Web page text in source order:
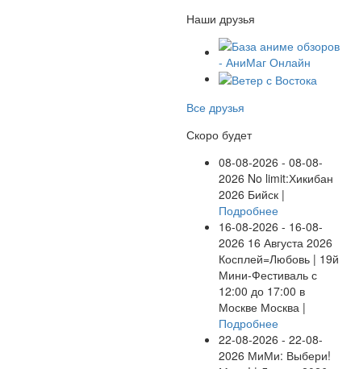
Наши друзья
Все друзья
Скоро будет
08-08-2026 - 08-08-
2026 No limit:Хикибан
2026 Бийск |
Подробнее
16-08-2026 - 16-08-
2026 16 Августа 2026
Косплей=Любовь | 19й
Мини-Фестиваль с
12:00 до 17:00 в
Москве Москва |
Подробнее
22-08-2026 - 22-08-
2026 МиМи: Выбери!